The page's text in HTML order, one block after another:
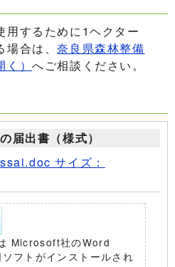
するために1ヘクター
場合は、奈良県森林整備
く）へご相談ください。
届出書（様式）
サイズ：
Microsoft社のWord
フトがインストールされ